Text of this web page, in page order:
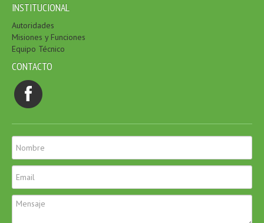
INSTITUCIONAL
Autoridades
Misiones y Funciones
Equipo Técnico
CONTACTO